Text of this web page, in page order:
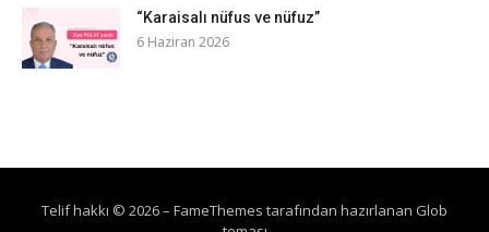
“Karaisalı nüfus ve nüfuz”
6 Haziran 2026
Telif hakkı © 2026– FameThemes tarafından hazırlanan Glob